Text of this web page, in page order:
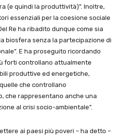
(e quindi la produttività)”. Inoltre,
essenziali per la coesione sociale
Re ha ribadito dunque come sia
biosfera senza la partecipazione di
E ha proseguito ricordando
forti controllano attualmente
produttive ed energetiche,
che controllano
che rappresentano anche una
al crisi socio-ambientale”.
ai paesi più poveri – ha detto –